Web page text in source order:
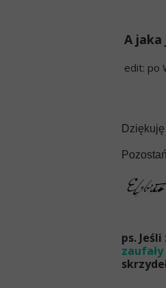
A jaka
edit: po
ps.
zaufały